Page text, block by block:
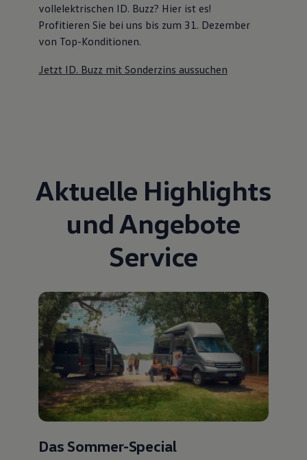
vollelektrischen ID. Buzz? Hier ist es!
Profitieren Sie bei uns bis zum 31. Dezember
von Top-Konditionen.
Jetzt ID. Buzz mit Sonderzins aussuchen
Aktuelle Highlights
und Angebote
Service
Das Sommer-Special